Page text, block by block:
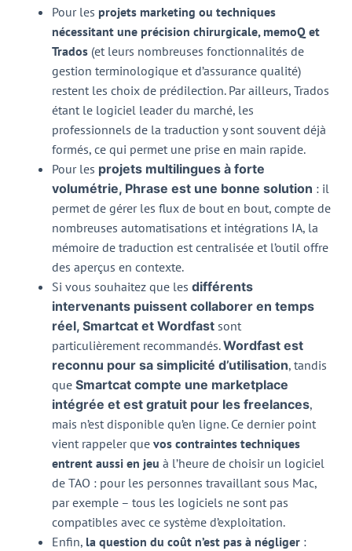
Pour les projets marketing ou techniques
nécessitant une précision chirurgicale, memoQ et
Trados (et leurs nombreuses fonctionnalités de
gestion terminologique et d’assurance qualité)
restent les choix de prédilection. Par ailleurs, Trados
étant le logiciel leader du marché, les
professionnels de la traduction y sont souvent déjà
formés, ce qui permet une prise en main rapide.
Pour les projets multilingues à forte
volumétrie, Phrase est une bonne solution : il
permet de gérer les flux de bout en bout, compte de
nombreuses automatisations et intégrations IA, la
mémoire de traduction est centralisée et l’outil offre
des aperçus en contexte.
Si vous souhaitez que les différents
intervenants puissent collaborer en temps
réel, Smartcat et Wordfast sont
particulièrement recommandés.Wordfast est
reconnu pour sa simplicité d’utilisation, tandis
que Smartcat compte une marketplace
intégrée et est gratuit pour les freelances,
mais n’est disponible qu’en ligne. Ce dernier point
vient rappeler que vos contraintes techniques
entrent aussi en jeu à l’heure de choisir un logiciel
de TAO : pour les personnes travaillant sous Mac,
par exemple – tous les logiciels ne sont pas
compatibles avec ce système d’exploitation.
Enfin, la question du coût n’est pas à négliger :